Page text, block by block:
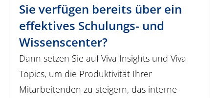
Sie verfügen bereits über ein
effektives Schulungs- und
Wissenscenter?
Dann setzen Sie auf Viva Insights und Viva
Topics, um die Produktivität Ihrer
Mitarbeitenden zu steigern, das interne